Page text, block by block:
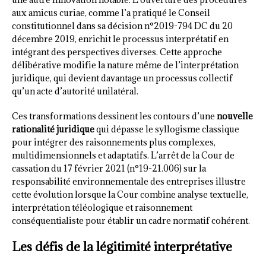
aux amicus curiae, comme l’a pratiqué le Conseil
constitutionnel dans sa décision n°2019-794 DC du 20
décembre 2019, enrichit le processus interprétatif en
intégrant des perspectives diverses. Cette approche
délibérative modifie la nature même de l’interprétation
juridique, qui devient davantage un processus collectif
qu’un acte d’autorité unilatéral.
Ces transformations dessinent les contours d’une nouvelle
rationalité juridiquequi dépasse le syllogisme classique
pour intégrer des raisonnements plus complexes,
multidimensionnels et adaptatifs. L’arrêt de la Cour de
cassation du 17 février 2021 (n°19-21.006) sur la
responsabilité environnementale des entreprises illustre
cette évolution lorsque la Cour combine analyse textuelle,
interprétation téléologique et raisonnement
conséquentialiste pour établir un cadre normatif cohérent.
Les défis de la légitimité interprétative